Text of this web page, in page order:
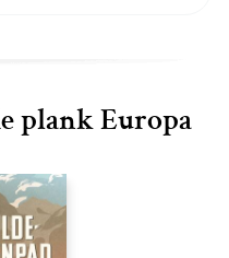
plank Europa